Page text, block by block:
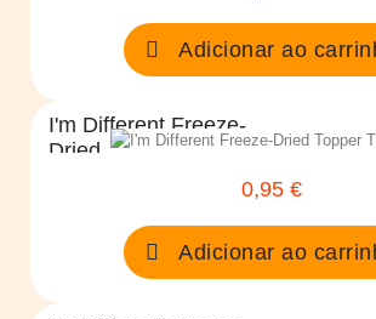
Adicionar ao
I'm Different Freeze-
Dried...
0,95 €
Adicionar ao